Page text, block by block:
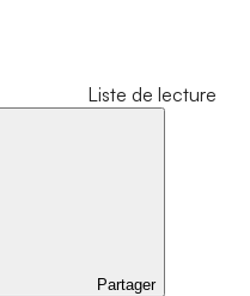
Liste de lecture
Partager